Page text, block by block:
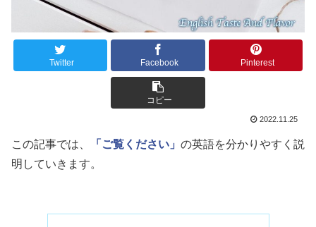
Twitter Facebook Pinterest
コピー
2022.11.25
この記事では、 「ご覧ください」 の英語を分かりやすく説
明していきます。